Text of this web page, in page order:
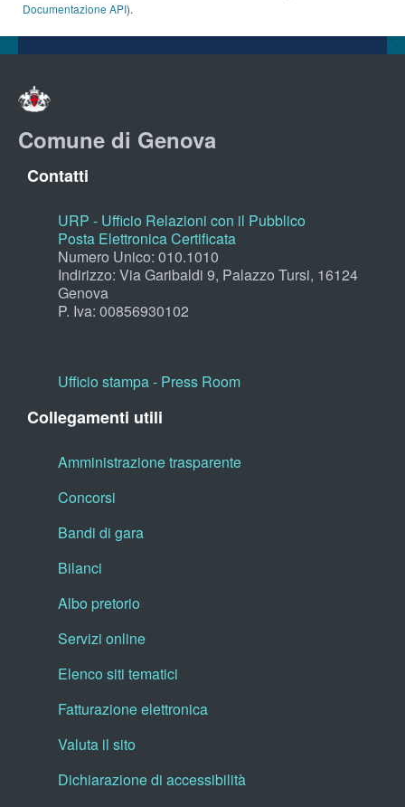
Documentazione API).
Comune di Genova
Contatti
URP - Ufficio Relazioni con il Pubblico
Posta Elettronica Certificata
Numero Unico: 010.1010
Indirizzo: Via Garibaldi 9, Palazzo Tursi, 16124
Genova
P. Iva: 00856930102
Ufficio stampa - Press Room
Collegamenti utili
Amministrazione trasparente
Concorsi
Bandi di gara
Bilanci
Albo pretorio
Servizi online
Elenco siti tematici
Fatturazione elettronica
Valuta il sito
Dichiarazione di accessibilità